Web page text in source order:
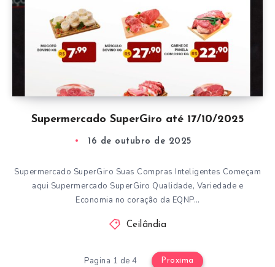
Supermercado SuperGiro até 17/10/2025
16 de outubro de 2025
Supermercado SuperGiro Suas Compras Inteligentes Começam
aqui Supermercado SuperGiro Qualidade, Variedade e
Economia no coração da EQNP…
Ceilândia
Pagina 1 de 4 Proxima